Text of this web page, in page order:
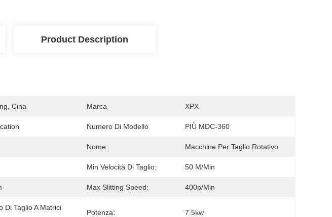
Product Description
Cina Marca XPX
Numero Di Modello PIÙ MDC-360
Nome: Macchine Per Taglio Rotativo
Min Velocità Di Taglio: 50 M/min
Max Slitting Speed: 400p/min
Di Taglio A Matrici
Potenza: 7.5kw